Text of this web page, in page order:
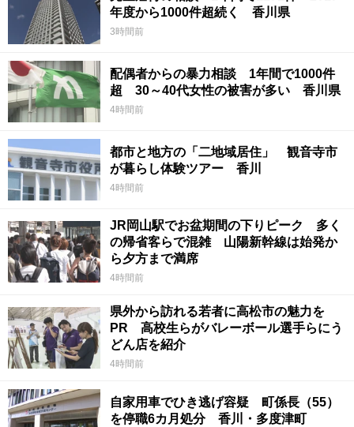
年度から1000件超続く 香川県
3時間前
配偶者からの暴力相談 1年間で1000件
超 30～40代女性の被害が多い 香川県
4時間前
都市と地方の「二地域居住」 観音寺市
が暮らし体験ツアー 香川
4時間前
JR岡山駅でお盆期間の下りピーク 多く
の帰省客らで混雑 山陽新幹線は始発か
ら夕方まで満席
4時間前
県外から訪れる若者に高松市の魅力を
PR 高校生らがバレーボール選手らにう
どん店を紹介
4時間前
自家用車でひき逃げ容疑 町係長（55）
を停職6カ月処分 香川・多度津町